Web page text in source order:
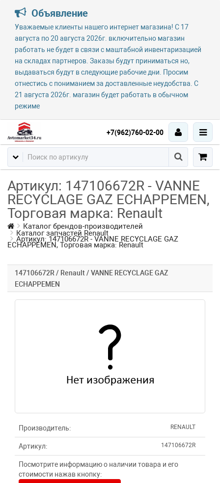
Объявление
Уважаемые клиенты нашего интернет магазина! С 17
августа по 20 августа 2026г. включительно магазин
работать не будет в связи с маштабной инвентаризацией
на складах партнеров. Заказы будут приниматься но,
выдаваться будут в следующие рабочие дни. Просим
отнестись с пониманием за доставленные неудобства. С
21 августа 2026г. магазин будет работать в обычном
режиме
+7(962)760-02-00
Артикул: 147106672R - VANNE
RECYCLAGE GAZ ECHAPPEMEN,
Торговая марка: Renault
Каталог брендов-производителей
Каталог запчастей Renault
Артикул: 147106672R - VANNE RECYCLAGE GAZ
ECHAPPEMEN, Торговая марка: Renault
147106672R / Renault / VANNE RECYCLAGE GAZ
ECHAPPEMEN
Производитель: RENAULT
Артикул: 147106672R
Посмотрите информацию о наличии товара и его
стоимости нажав кнопку: